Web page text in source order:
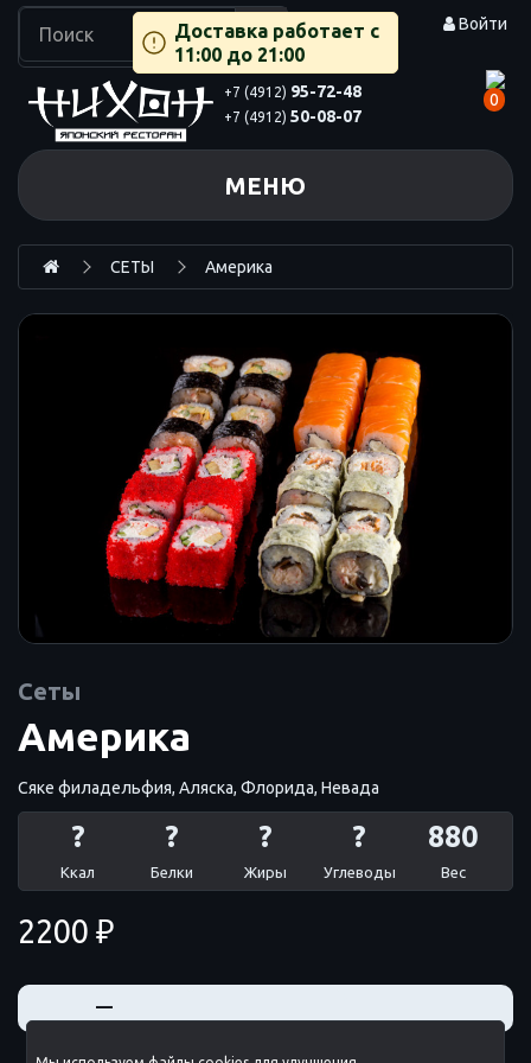
Войти
Доставка работает с
11:00 до 21:00
+7 (4912) 95-72-48
+7 (4912) 50-08-07
0
МЕНЮ
СЕТЫ Америка
Сеты
Америка
Сяке филадельфия, Аляска, Флорида, Невада
? ? ? ? 880
Ккал Белки Жиры Углеводы Вес
2200 ₽
—